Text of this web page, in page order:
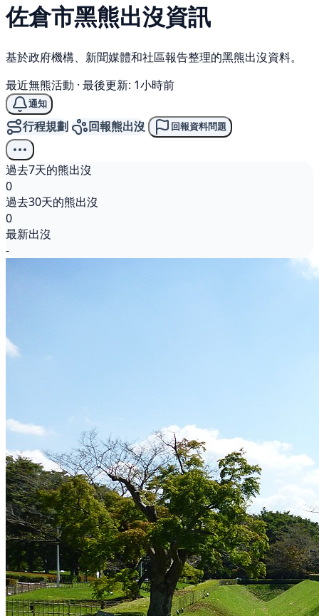
佐倉市黑熊出沒資訊
基於政府機構、新聞媒體和社區報告整理的黑熊出沒資料。
最近無熊活動 · 最後更新: 1小時前
通知
行程規劃 回報熊出沒 回報資料問題
過去7天的熊出沒
0
過去30天的熊出沒
0
最新出沒
-